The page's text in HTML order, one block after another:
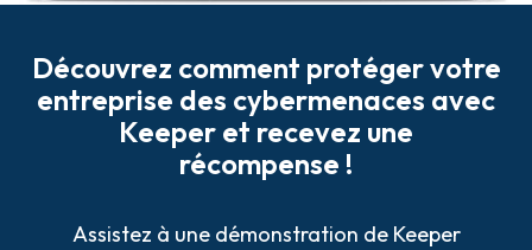
Découvrez comment protéger votre
entreprise des cybermenaces avec
Keeper et recevez une
récompense !
Assistez à une démonstration de Keeper